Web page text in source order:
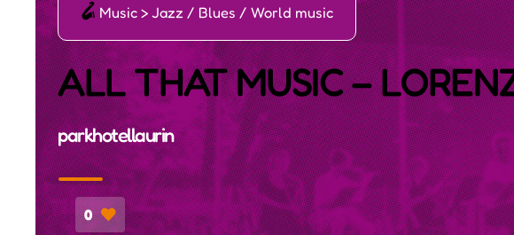
ī Music > Jazz / Blues / World music
ALL THAT MUSIC –
parkhotellaurin
0